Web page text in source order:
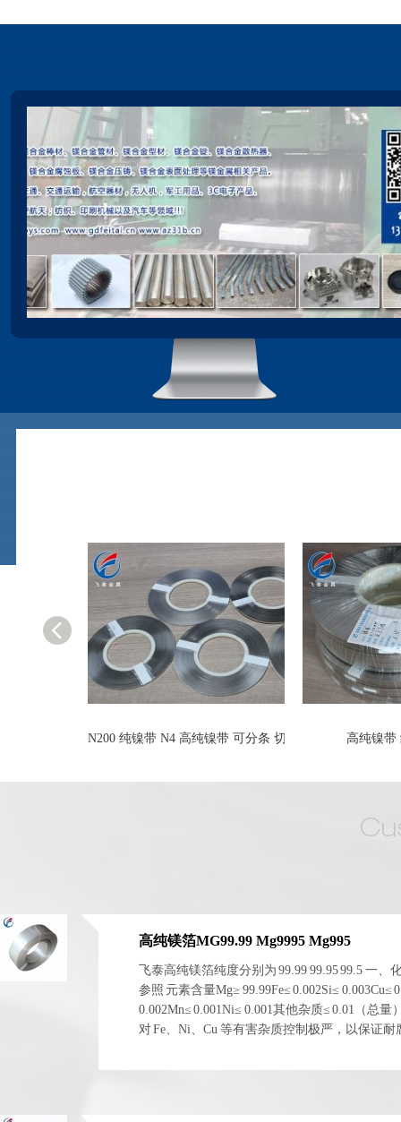
高纯镍带 纯镍带201 金属钇
高纯镁箔MG99.99 Mg9995 Mg995
飞泰高纯镁箔纯度分别为 99.99 99.95 99.5 一、
参照 元素含量Mg≥ 99.99Fe≤ 0.002Si≤ 0.003Cu≤
0.002Mn≤ 0.001Ni≤ 0.001其他杂质≤ 0.01（总量
对 Fe、Ni、Cu 等有害杂质控制极严，以保证耐